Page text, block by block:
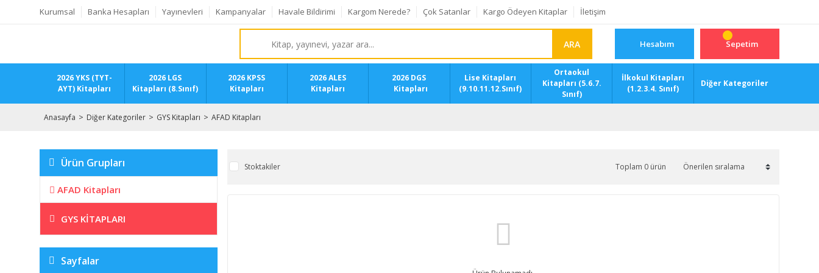
Kurumsal Banka Hesapları Yayınevleri Kampanyalar Havale Bildirimi Kargom Nerede? Çok Satanlar Kargo Ödeyen Kitaplar İletişim
ARA Hesabım Sepetim
2026 YKS (TYT-
AYT) Kitapları
2026 LGS
Kitapları (8.Sınıf)
2026 KPSS
Kitapları
2026 ALES
Kitapları
2026 DGS
Kitapları
Lise Kitapları
(9.10.11.12.Sınıf)
Ortaokul
Kitapları (5.6.7.
Sınıf)
İlkokul Kitapları
(1.2.3.4. Sınıf)
Diğer Kategoriler
Anasayfa Diğer Kategoriler GYS Kitapları AFAD Kitapları
Ürün Grupları
AFAD Kitapları
GYS KITAPLARI
Sayfalar
Stoktakiler Toplam 0 ürün